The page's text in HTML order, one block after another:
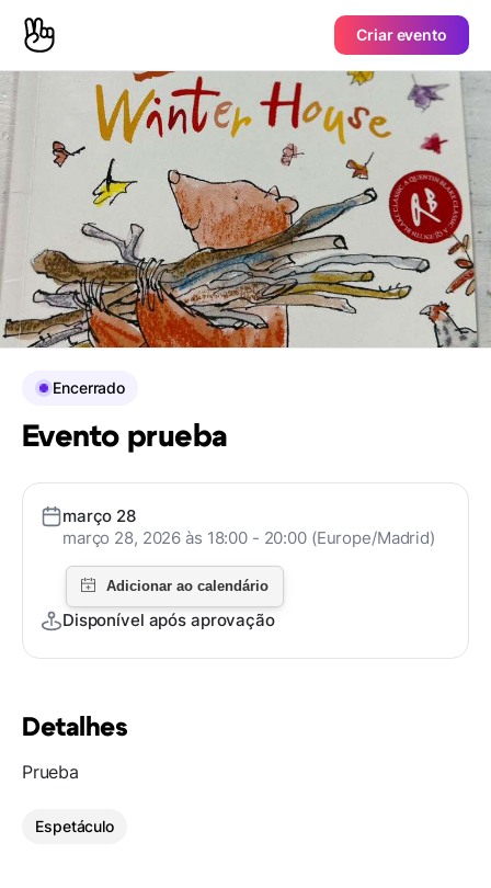
Criar evento
Detalhes
Prueba
Espetáculo
Encerrado
Evento prueba
março 28
março 28, 2026 às 18:00 - 20:00 (Europe/Madrid)
Disponível após aprovação